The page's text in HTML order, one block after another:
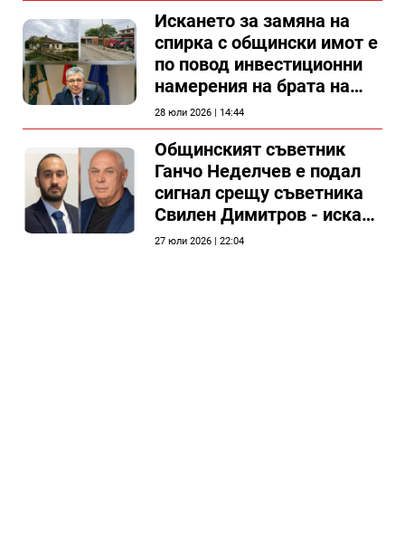
Искането за замяна на
спирка с общински имот е
по повод инвестиционни
намерения на брата на
председателя на
Общински съвет Силистра
28 юли 2026 | 14:44
Общинският съветник
Ганчо Неделчев е подал
сигнал срещу съветника
Свилен Димитров - иска
етичната комисия на
27 юли 2026 | 22:04